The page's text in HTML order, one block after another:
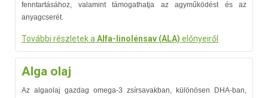
fenntartásához, valamint támogathatja az agyműködést és az
anyagcserét.
További részletek a Alfa-linolénsav (ALA) előnyeiről
Alga olaj
Az algaolaj gazdag omega-3 zsírsavakban, különösen DHA-ban,